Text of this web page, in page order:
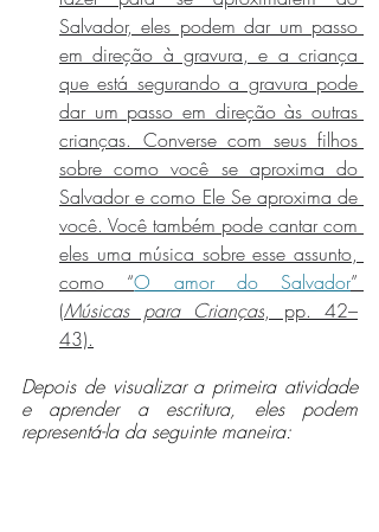
Salvador, eles podem dar um passo
em direção à gravura, e a criança
que está segurando a gravura pode
dar um passo em direção às outras
crianças. Converse com seus filhos
sobre como você se aproxima do
Salvador e como Ele Se aproxima de
você. Você também pode cantar com
eles uma música sobre esse assunto,
como “O amor do Salvador”
(Músicas para Crianças, pp. 42–
43).
Depois de visualizar a primeira atividade
e aprender a escritura, eles podem
representá-la da seguinte maneira: